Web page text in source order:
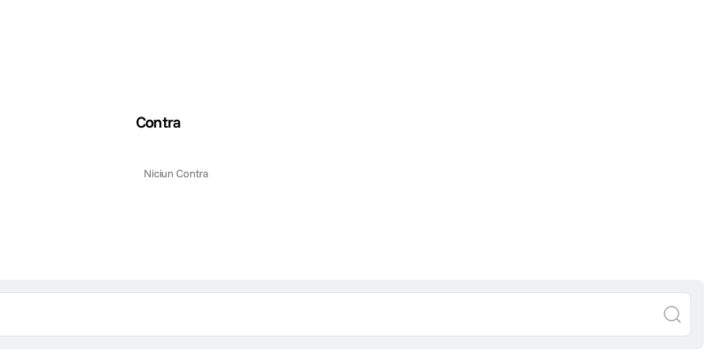
Contra
Niciun Contra